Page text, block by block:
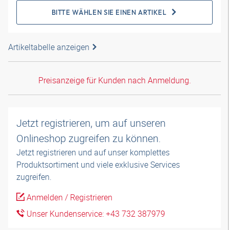
BITTE WÄHLEN SIE EINEN ARTIKEL
Artikeltabelle anzeigen
Preisanzeige für Kunden nach Anmeldung.
Jetzt registrieren, um auf unseren
Onlineshop zugreifen zu können.
Jetzt registrieren und auf unser komplettes
Produktsortiment und viele exklusive Services
zugreifen.
Anmelden / Registrieren
Unser Kundenservice: +43 732 387979